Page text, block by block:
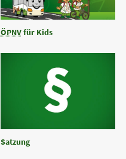
ÖPNVfür Kids
Satzung